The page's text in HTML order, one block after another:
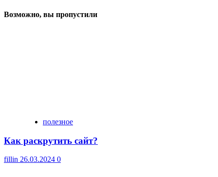
Возможно, вы пропустили
полезное
Как раскрутить сайт?
fillin 26.03.2024 0